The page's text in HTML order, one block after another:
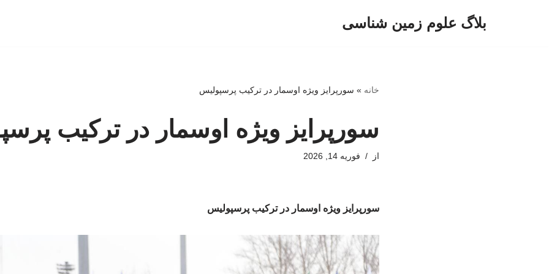
بلاگ علوم زمین شناسی
خانه » سورپرایز ویژه اوسمار در ترکیب پرسپولیس
سورپرایز ویژه اوسمار در ترکیب
از فوریه 14, 2026
سورپرایز ویژه اوسمار در ترکیب پرسپولیس